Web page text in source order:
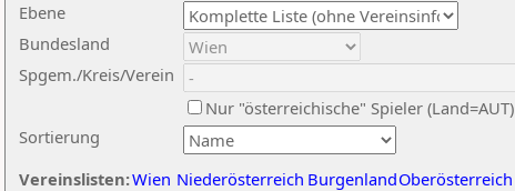
Ebene
Sortierung
Bundesland
Spgem./Kreis/Verein
Nur "österreichische" Spieler (Land=AUT)
Vereinslisten:Wien Niederösterreich BurgenlandOberösterreich